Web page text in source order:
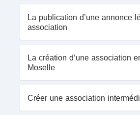
La publication d’une annonce
association
La création d’une association
Moselle
Créer une association